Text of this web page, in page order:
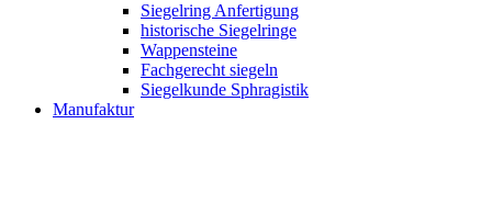
Siegelring Anfertigung
historische Siegelringe
Wappensteine
Fachgerecht siegeln
Siegelkunde Sphragistik
Manufaktur